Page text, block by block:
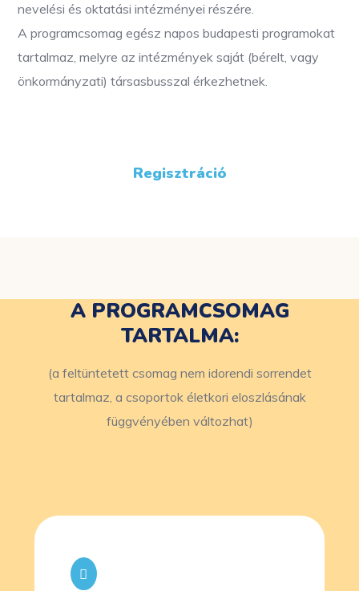
nevelési és oktatási intézményei részére.
A programcsomag egész napos budapesti programokat
tartalmaz, melyre az intézmények saját (bérelt, vagy
önkormányzati) társasbusszal érkezhetnek.
Regisztráció
A PROGRAMCSOMAG
TARTALMA:
(a feltüntetett csomag nem idorendi sorrendet
tartalmaz, a csoportok életkori eloszlásának
függvényében változhat)